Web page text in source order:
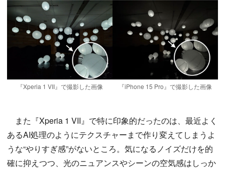
『Xperia 1 VII』で撮影した画像 『iPhone 15 Pro』で撮影した画像
また『Xperia 1 VII』で特に印象的だったのは、最近よく
あるAI処理のようにテクスチャーまで作り変えてしまうよ
うな“やりすぎ感”がないところ。気になるノイズだけを的
確に抑えつつ、光のニュアンスやシーンの空気感はしっか